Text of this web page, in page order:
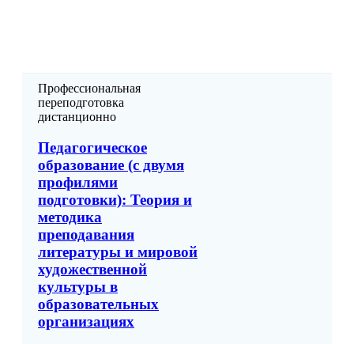
Профессиональная
переподготовка
дистанционно
Педагогическое
образование (с двумя
профилями
подготовки): Теория и
методика
преподавания
литературы и мировой
художественной
культуры в
образовательных
организациях